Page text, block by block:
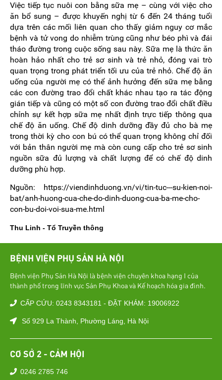
Việc tiếp tục nuôi con bằng sữa mẹ – cùng với việc cho
ăn bổ sung – được khuyến nghị từ 6 đến 24 tháng tuổi
dựa trên các mối liên quan cho thấy giảm nguy cơ mắc
bệnh và tử vong do nhiễm trùng cũng như béo phì và đái
tháo đường trong cuộc sống sau này. Sữa mẹ là thức ăn
hoàn hảo nhất cho trẻ sơ sinh và trẻ nhỏ, đóng vai trò
quan trọng trong phát triển tối ưu của trẻ nhỏ. Chế độ ăn
uống của người mẹ có thể ảnh hưởng đến sữa mẹ bằng
các con đường trao đổi chất khác nhau tạo ra tác động
gián tiếp và cũng có một số con đường trao đổi chất điều
chỉnh sự kết hợp sữa mẹ nhất định trực tiếp thông qua
chế độ ăn uống. Chế độ dinh dưỡng đầy đủ cho bà mẹ
trong thời kỳ cho con bú có thể quan trọng không chỉ đối
với bản thân người mẹ mà còn cung cấp cho trẻ sơ sinh
nguồn sữa đủ lượng và chất lượng để có chế độ dinh
dưỡng phù hợp.
Nguồn: https://viendinhduong.vn/vi/tin-tuc---su-kien-noi-
bat/anh-huong-cua-che-do-dinh-duong-cua-ba-me-cho-
con-bu-doi-voi-sua-me.html
Thu Linh - Tổ Truyền thông
BỆNH VIỆN PHỤ SẢN HÀ NỘI
Bệnh viện Phụ Sản Hà Nội là bệnh viện chuyên khoa hạng I của
thành phố trong lĩnh vực Sản Phụ Khoa và Kế hoạch hóa gia đình.
CẤP CỨU: 0243 8343181 - ĐẶT KHÁM: 19006922
Số 929 La Thành, Phường Láng, Hà Nội
CƠ SỞ 2 - CẢM HỘI
0246 2785 746